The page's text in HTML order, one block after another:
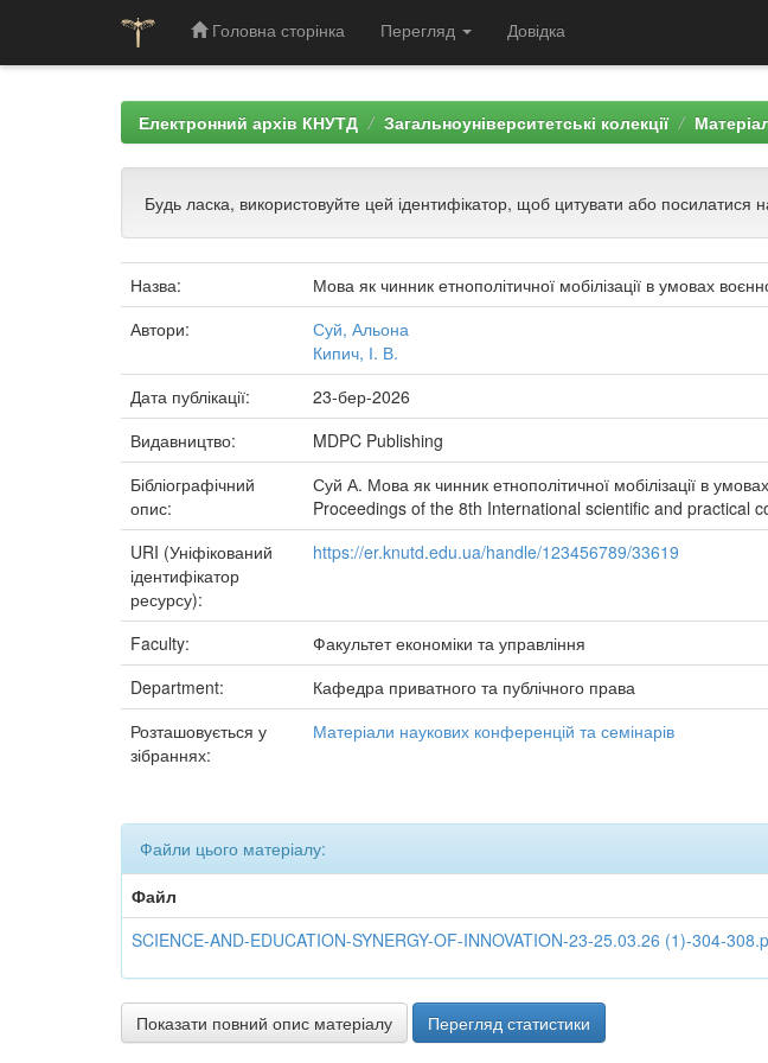
Головна сторінка Перегляд Довідка
Електронний архів КНУТД Загальноуніверситетські колекції
Будь ласка, використовуйте цей ідентифікатор, щоб цитувати або посилатися
Назва:
Мова як чинник етнополітичної мобілізації в умовах
Автори:
Суй, Альона
Кипич, І. В.
Дата публікації:
23-бер-2026
Видавництво:
MDPC Publishing
Бібліографічний
опис:
Суй А. Мова як чинник етнополітичної мобілізації в
Proceedings of the 8th International scientific and practical
URI (Уніфікований
ідентифікатор
ресурсу):
https://er.knutd.edu.ua/handle/123456789/33619
Faculty:
Факультет економіки та управління
Department:
Кафедра приватного та публічного права
Розташовується у
зібраннях:
Матеріали наукових конференцій та семінарів
Файли цього матеріалу:
Файл
SCIENCE-AND-EDUCATION-SYNERGY-OF-INNOVATION-23-25.03.26 (1)-304-
Показати повний опис матеріалу Перегляд статистики